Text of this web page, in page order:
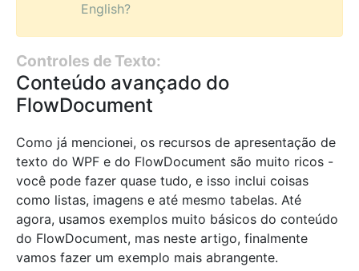
English?
Controles de Texto:
Conteúdo avançado do
FlowDocument
Como já mencionei, os recursos de apresentação de
texto do WPF e do FlowDocument são muito ricos -
você pode fazer quase tudo, e isso inclui coisas
como listas, imagens e até mesmo tabelas. Até
agora, usamos exemplos muito básicos do conteúdo
do FlowDocument, mas neste artigo, finalmente
vamos fazer um exemplo mais abrangente.